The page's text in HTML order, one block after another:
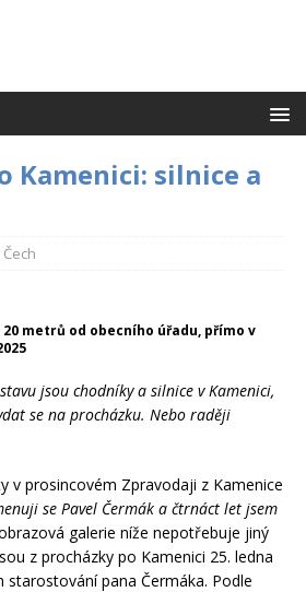
Kamenici: silnice a
metrů od obecního úřadu, přímo v
jsou chodníky a silnice v Kamenici,
se na procházku. Nebo raději
v prosincovém Zpravodaji z Kamenice
se Pavel Čermák a čtrnáct let jsem
galerie níže nepotřebuje jiný
z procházky po Kamenici 25. ledna
starostování pana Čermáka. Podle